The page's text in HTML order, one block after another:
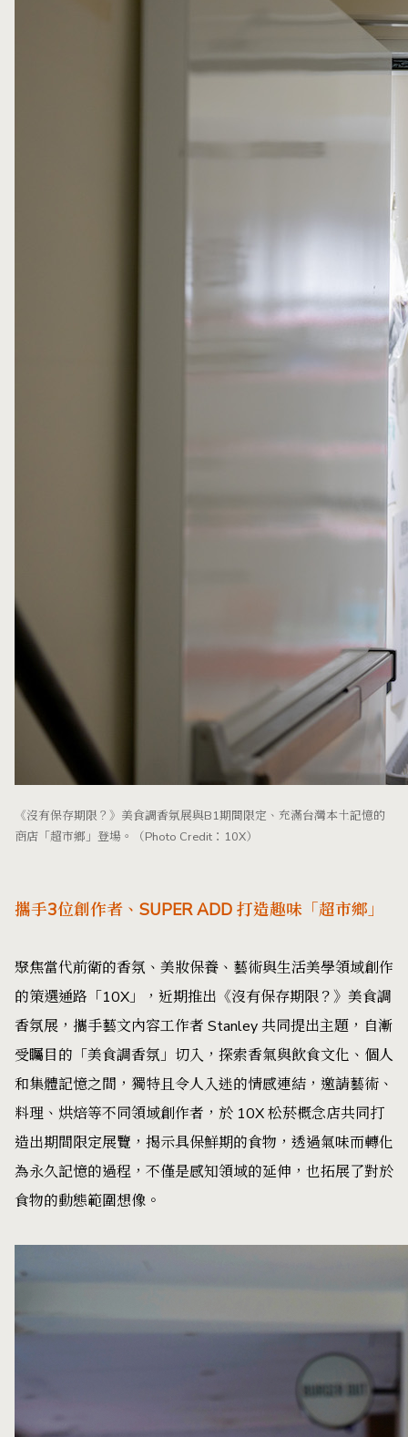
《沒有保存期限？》美食調香氛展與B1期間限定、充滿台灣本土記憶的
商店「超市鄉」登場。（Photo Credit：10X）
攜手3位創作者、SUPER ADD 打造趣味「超市鄉」
聚焦當代前衛的香氛、美妝保養、藝術與生活美學領域創作
的策選通路「10X」，近期推出《沒有保存期限？》美食調
香氛展，攜手藝文內容工作者 Stanley 共同提出主題，自漸
受矚目的「美食調香氛」切入，探索香氣與飲食文化、個人
和集體記憶之間，獨特且令人入迷的情感連結，邀請藝術、
料理、烘焙等不同領域創作者，於 10X 松菸概念店共同打
造出期間限定展覽，揭示具保鮮期的食物，透過氣味而轉化
為永久記憶的過程，不僅是感知領域的延伸，也拓展了對於
食物的動態範圍想像。